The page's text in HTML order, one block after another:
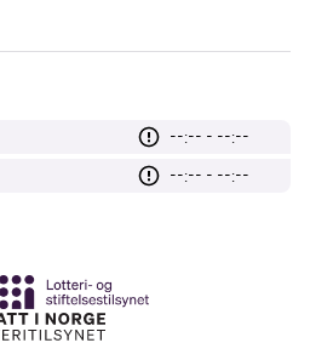
--:-- - --:--
--:-- - --:--